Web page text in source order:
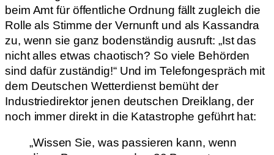
beim Amt für öffentliche Ordnung fällt zugleich die
Rolle als Stimme der Vernunft und als Kassandra
zu, wenn sie ganz bodenständig ausruft: „Ist das
nicht alles etwas chaotisch? So viele Behörden
sind dafür zuständig!“ Und im Telefongespräch mit
dem Deutschen Wetterdienst bemüht der
Industriedirektor jenen deutschen Dreiklang, der
noch immer direkt in die Katastrophe geführt hat:
„Wissen Sie, was passieren kann, wenn